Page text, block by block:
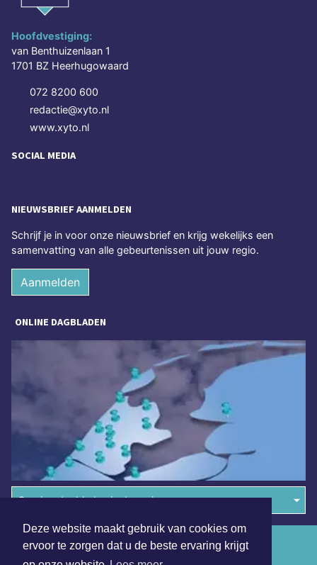
Deze website maakt gebruik van cookies om
ervoor te zorgen dat u de beste ervaring krijgt
Hoofdvestiging:
van Benthuizenlaan 1
1701 BZ Heerhugowaard
072 8200 600
redactie@xyto.nl
www.xyto.nl
SOCIAL MEDIA
NIEUWSBRIEF AANMELDEN
Schrijf je in voor onze nieuwsbrief en krijg wekelijks een
samenvatting van alle gebeurtenissen uit jouw regio.
Aanmelden
ONLINE DAGBLADEN
Overige dagbladen in de regio
Algemene voorwaarden